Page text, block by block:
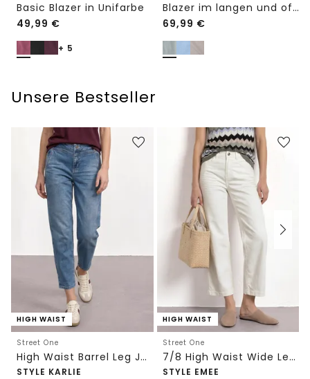
Basic Blazer in Unifarbe
49,99 €
+ 5
Blazer im langen und offenen Schnitt
69,99 €
Unsere Bestseller
HIGH WAIST
Street One
High Waist Barrel Leg Jeans im Loose Fit
STYLE KARLIE
HIGH WAIST
Street One
7/8 High Waist Wide Leg Jeans im Loose Fit
STYLE EMEE